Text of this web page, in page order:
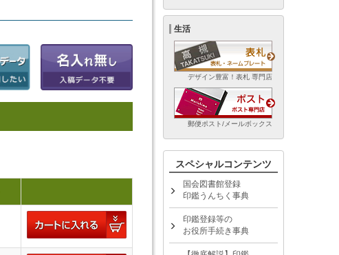
生活
デザイン豊富！表札 専門店
郵便ポスト/メールボックス
スペシャルコンテンツ
国会図書館登録
印鑑うんちく事典
印鑑登録等の
お役所手続き事典